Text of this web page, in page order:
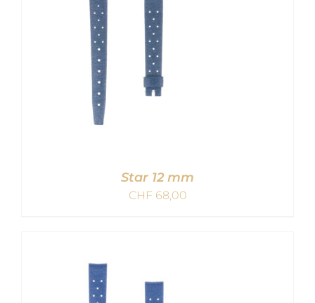
Star 12 mm
CHF68,00